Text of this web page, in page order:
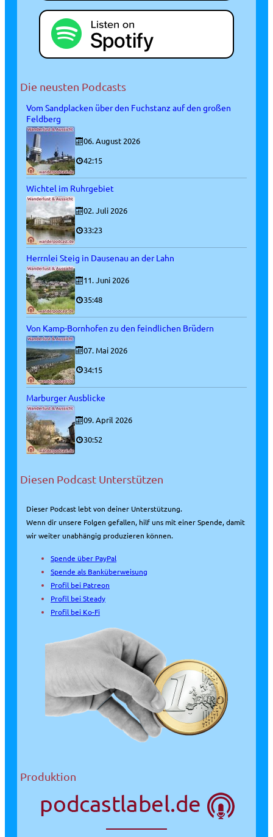
Die neusten Podcasts
Vom Sandplacken über den Fuchstanz auf den großen
Feldberg
06. August 2026
42:15
Wichtel im Ruhrgebiet
02. Juli 2026
33:23
Herrnlei Steig in Dausenau an der Lahn
11. Juni 2026
35:48
Von Kamp-Bornhofen zu den feindlichen Brüdern
07. Mai 2026
34:15
Marburger Ausblicke
09. April 2026
30:52
Diesen Podcast Unterstützen
Dieser Podcast lebt von deiner Unterstützung.
Wenn dir unsere Folgen gefallen, hilf uns mit einer Spende, damit
wir weiter unabhängig produzieren können.
Spende über PayPal
Spende als Banküberweisung
Profil bei Patreon
Profil bei Steady
Profil bei Ko-Fi
Produktion